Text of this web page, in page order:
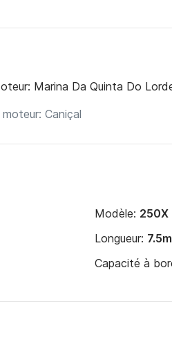
Marina Da Quinta Do
Modèle: 250X
Longueur: 7.5m
Capacité à